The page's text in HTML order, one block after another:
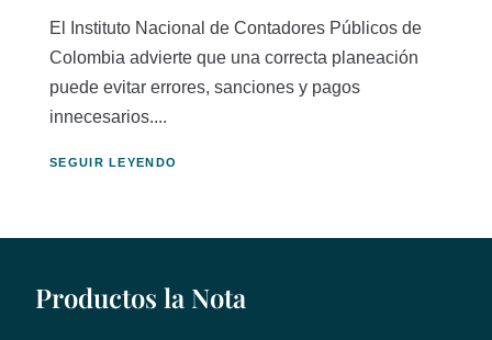
El Instituto Nacional de Contadores Públicos de
Colombia advierte que una correcta planeación
puede evitar errores, sanciones y pagos
innecesarios....
SEGUIR LEYENDO
Productos la Nota